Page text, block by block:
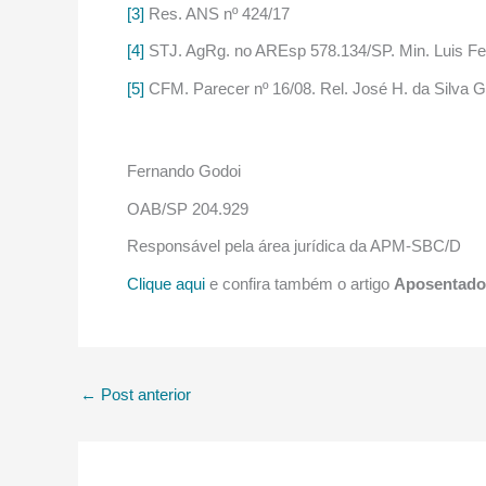
[3] Res. ANS nº 424/17
[4] STJ. AgRg. no AREsp 578.134/SP. Min. Luis
[5] CFM. Parecer nº 16/08. Rel. José H. da Silva
Fernando Godoi
OAB/SP 204.929
Responsável pela área jurídica da APM-SBC/D
Clique aqui e confira também o artigo
← Post anterior